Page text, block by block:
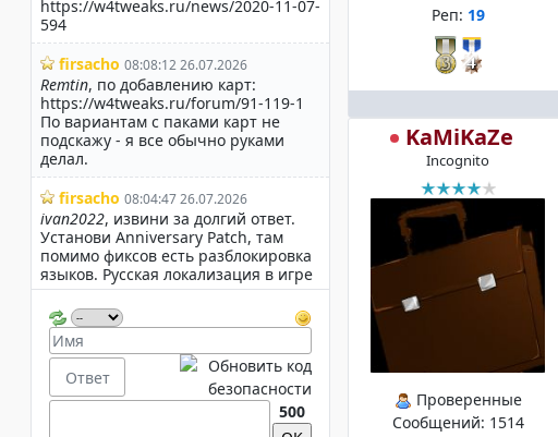
Реп: 19
KaMiKaZe
Incognito
Проверенные
Сообщений: 1514
500